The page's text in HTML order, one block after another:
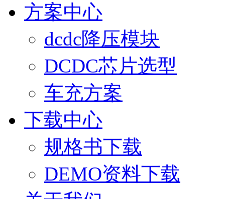
方案中心
dcdc降压模块
DCDC芯片选型
车充方案
下载中心
规格书下载
DEMO资料下载